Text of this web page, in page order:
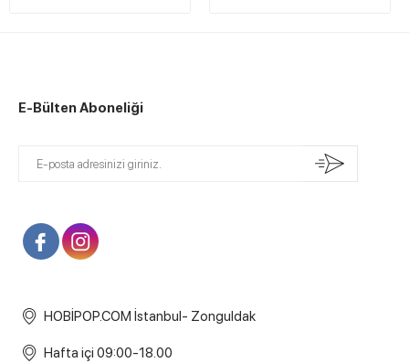
E-Bülten Aboneliği
HOBİPOP.COM İstanbul- Zonguldak
Hafta içi 09:00-18.00